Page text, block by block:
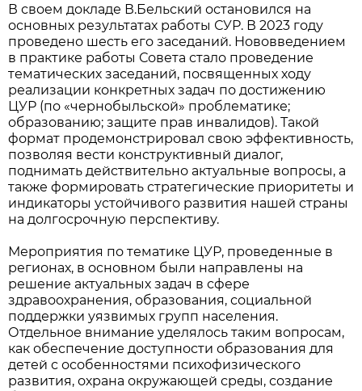
В своем докладе В.Бельский остановился на
основных результатах работы СУР. В 2023 году
проведено шесть его заседаний. Нововведением
в практике работы Совета стало проведение
тематических заседаний, посвященных ходу
реализации конкретных задач по достижению
ЦУР (по «чернобыльской» проблематике;
образованию; защите прав инвалидов). Такой
формат продемонстрировал свою эффективность,
позволяя вести конструктивный диалог,
поднимать действительно актуальные вопросы, а
также формировать стратегические приоритеты и
индикаторы устойчивого развития нашей страны
на долгосрочную перспективу.
Мероприятия по тематике ЦУР, проведенные в
регионах, в основном были направлены на
решение актуальных задач в сфере
здравоохранения, образования, социальной
поддержки уязвимых групп населения.
Отдельное внимание уделялось таким вопросам,
как обеспечение доступности образования для
детей с особенностями психофизического
развития, охрана окружающей среды, создание